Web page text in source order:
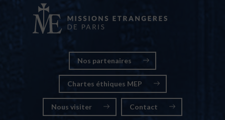
Nos partenaires
Chartes éthiques MEP
Nous visiter Contact